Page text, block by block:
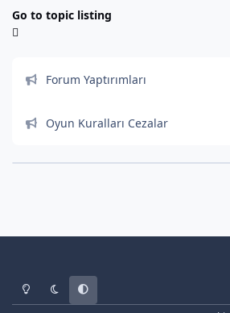
Go to topic listing
Forum Yaptırımları
Oyun Kuralları Cezalar
Light ModeDark ModeSystem Preference